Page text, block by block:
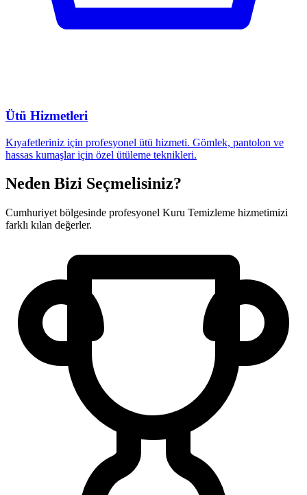
Ütü Hizmetleri
Kıyafetleriniz için profesyonel ütü hizmeti. Gömlek, pantolon ve
hassas kumaşlar için özel ütüleme teknikleri.
Neden Bizi Seçmelisiniz?
Cumhuriyet bölgesinde profesyonel Kuru Temizleme hizmetimizi
farklı kılan değerler.